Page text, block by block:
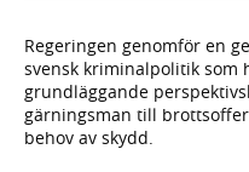
Regeringen genomför en
svensk kriminalpolitik som
grundläggande
gärningsman till
behov av skydd.